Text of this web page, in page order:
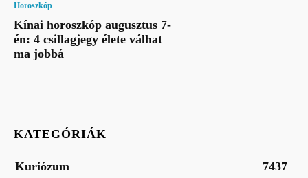
Horoszkóp
Kínai horoszkóp augusztus 7-
én: 4 csillagjegy élete válhat
ma jobbá
KATEGÓRIÁK
Kuriózum
7437